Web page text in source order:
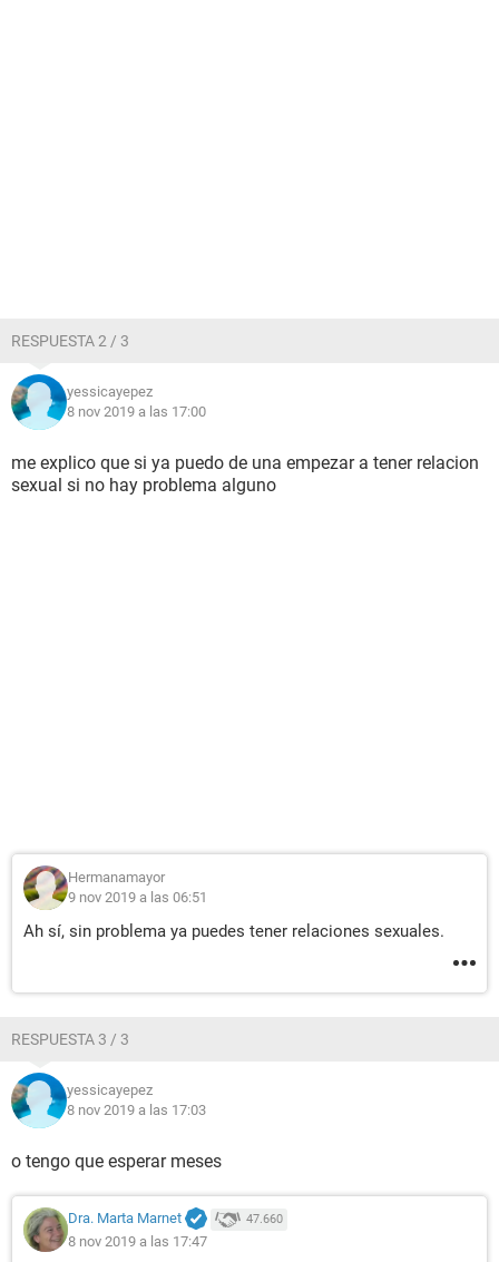
RESPUESTA 2 / 3
yessicayepez
8 nov 2019 a las 17:00
me explico que si ya puedo de una empezar a tener relacion
sexual si no hay problema alguno
Hermanamayor
9 nov 2019 a las 06:51
Ah sí, sin problema ya puedes tener relaciones sexuales.
RESPUESTA 3 / 3
yessicayepez
8 nov 2019 a las 17:03
o tengo que esperar meses
Dra. Marta Marnet 47.660
8 nov 2019 a las 17:47